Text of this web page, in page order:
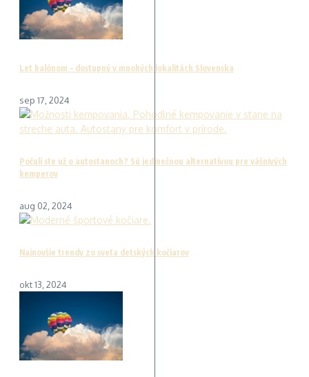
Let balónom – dostupný v mnohých lokalitách Slovenska
sep 17, 2024
Počuli ste už o autostanoch? Sú jedinečnou alternatívou pre vášnivých
kemperov
aug 02, 2024
Najnovšie trendy zo sveta detských kočiarov
okt 13, 2024